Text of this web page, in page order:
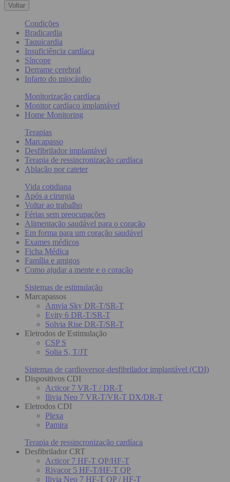
Voltar
Condições
Bradicardia
Taquicardia
Insuficiência cardíaca
Síncope
Derrame cerebral
Infarto do miocárdio
Monitorização cardíaca
Monitor cardíaco implantável
Home Monitoring
Terapias
Marcapasso
Desfibrilador implantável
Terapia de ressincronização cardíaca
Ablação por cateter
Vida cotidiana
Após a cirurgia
Voltar ao trabalho
Férias sem preocupações
Alimentação saudável para o coração
Em forma para um coração saudável
Exames médicos
Ficha Médica
Família e amigos
Como ajudar a mente e o coração
Sistemas de estimulação
Marcapassos
Amvia Sky DR-T/SR-T
Evity 6 DR-T/SR-T
Solvia Rise DR-T/SR-T
Eletrodos de Estimulação
CSP S
Solia S, T/JT
Sistemas de cardioversor-desfibrilador implantável (CDI)
Dispositivos CDI
Acticor 7 VR-T / DR-T
Ilivia Neo 7 VR-T/VR-T DX/DR-T
Eletrodos CDI
Plexa
Pamira
Terapia de ressincronização cardíaca
Desfibrilador CRT
Acticor 7 HF-T QP/HF-T
Rivacor 5 HF-T/HF-T QP
Ilivia Neo 7 HF-T QP / HF-T